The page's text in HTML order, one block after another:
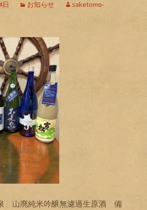
日 お知らせ
saketomo-
山廃純米吟醸無濾過生原酒 備